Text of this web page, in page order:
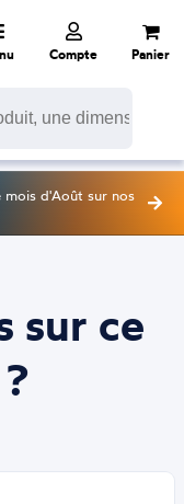
Compte Panier
mois d'Août sur nos
sur ce